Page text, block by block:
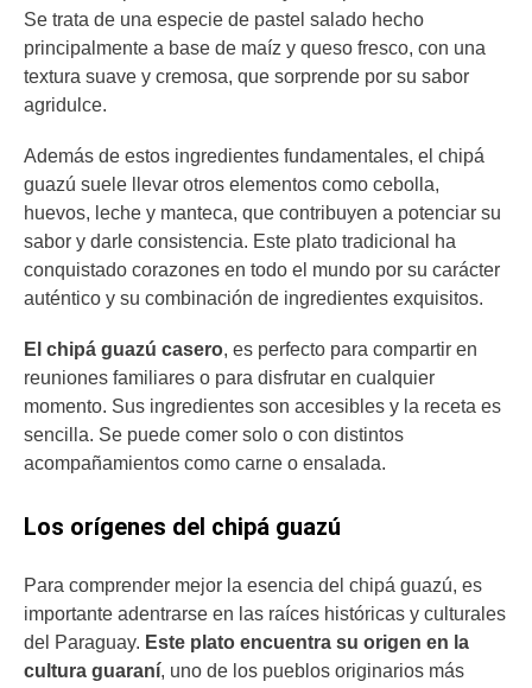
Se trata de una especie de pastel salado hecho
principalmente a base de maíz y queso fresco, con una
textura suave y cremosa, que sorprende por su sabor
agridulce.
Además de estos ingredientes fundamentales, el chipá
guazú suele llevar otros elementos como cebolla,
huevos, leche y manteca, que contribuyen a potenciar su
sabor y darle consistencia. Este plato tradicional ha
conquistado corazones en todo el mundo por su carácter
auténtico y su combinación de ingredientes exquisitos.
El chipá guazú casero, es perfecto para compartir en
reuniones familiares o para disfrutar en cualquier
momento. Sus ingredientes son accesibles y la receta es
sencilla. Se puede comer solo o con distintos
acompañamientos como carne o ensalada.
Los orígenes del chipá guazú
Para comprender mejor la esencia del chipá guazú, es
importante adentrarse en las raíces históricas y culturales
del Paraguay. Este plato encuentra su origen en la
cultura guaraní, uno de los pueblos originarios más